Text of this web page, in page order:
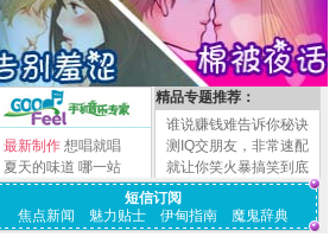
最新制作 想唱就唱
夏天的味道 哪一站
精品专题推荐：
谁说赚钱难告诉你秘诀
测IQ交朋友，非常速配
就让你笑火暴搞笑到底
短信订阅
焦点新闻
魅力贴士 伊甸指南 魔鬼辞典